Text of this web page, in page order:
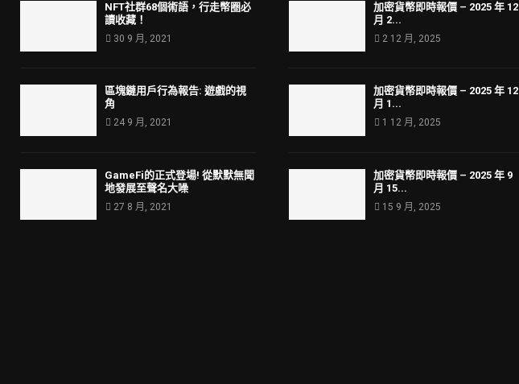
NFT社群68個術語，行走幣圈必
讀收藏！
30 9 月, 2021
區塊鏈用戶行為報告: 遊戲的視
角
24 9 月, 2021
GameFi的正式登場! 從默默無聞
地發展至聲名大噪
27 8 月, 2021
加密貨幣即時報價 – 2025 年 12
月 2...
2 12 月, 2025
加密貨幣即時報價 – 2025 年 12
月 1...
1 12 月, 2025
加密貨幣即時報價 – 2025 年 9
月 15...
15 9 月, 2025